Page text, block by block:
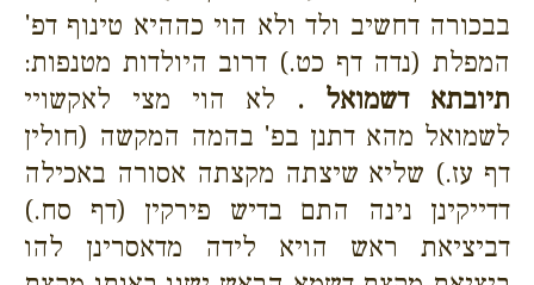
בבכורה דחשיב ולד ולא הוי כההיא טינוף דפ'
המפלת (נדה דף כט.) דרוב היולדות מטנפות:
תיובתא דשמואל . לא הוי מצי לאקשויי
לשמואל מהא דתנן בפ' בהמה המקשה (חולין
דף עז.) שליא שיצתה מקצתה אסורה באכילה
דדייקינן נינה התם בדיש פירקין (דף סח.)
דביציאת ראש הויא לידה מדאסרינן להו